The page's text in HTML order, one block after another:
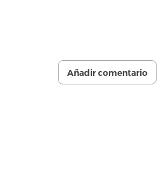
Añadir comentario